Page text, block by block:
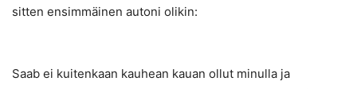
sitten ensimmäinen autoni olikin:
Saab ei kuitenkaan kauhean kauan ollut minulla ja